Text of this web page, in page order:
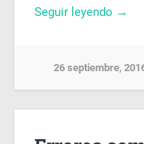
Seguir leyendo →
26 septiembre,